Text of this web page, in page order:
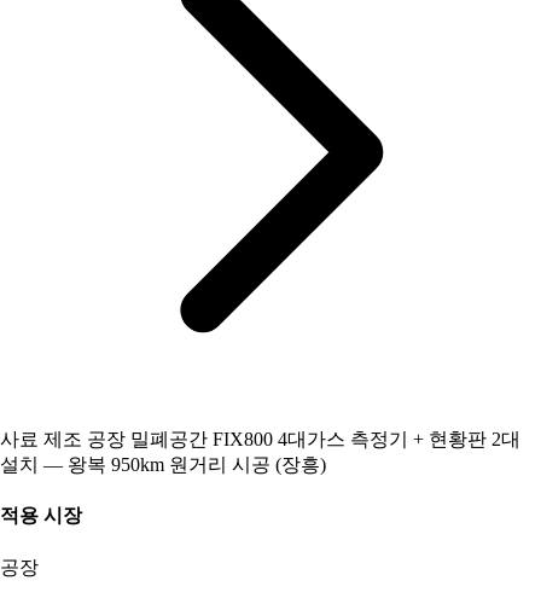
사료 제조 공장 밀폐공간 FIX800 4대가스 측정기 + 현황판 2대
설치 — 왕복 950km 원거리 시공 (장흥)
적용 시장
공장